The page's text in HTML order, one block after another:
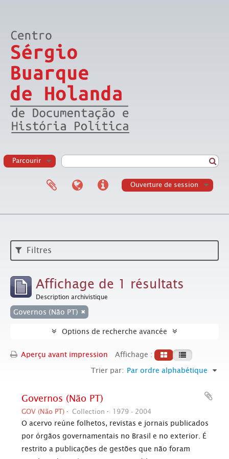
Parcourir
Ouverture de session
Filtres
Affichage de 1 résultats
Description archivistique
Governos (Não PT)
Options de recherche avancée
Aperçu avant impression
Affichage :
Trier par: Par ordre alphabétique
Governos (Não PT)
GOV (Não PT) Collection 1979 - 2004
O acervo reúne folhetos, revistas e jornais publicados
por órgãos governamentais no Brasil e no exterior. É
restrito a publicações de gestões que não foram